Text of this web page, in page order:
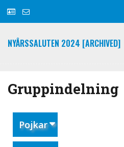
NYÅRSSALUTEN 2024 [ARCHIVED]
Gruppindelning
Pojkar